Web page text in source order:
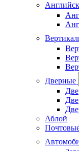
Дверные
Аблой